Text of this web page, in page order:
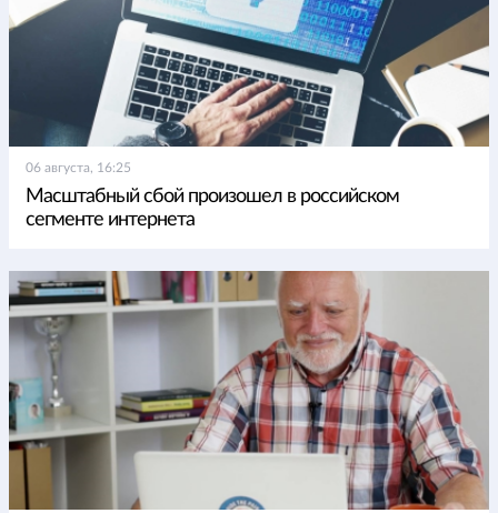
06 августа, 16:25
Масштабный сбой произошел в российском
сегменте интернета